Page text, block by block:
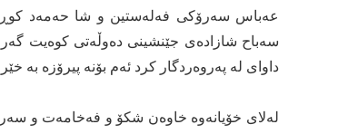
عەباس سەرۆکی فەلەستین و شا حەمەد
سەباح شازادەی جێنشینی دەوڵەتی کوەیت
داوای لە پەروەردگار کرد ئەم بۆنە پیرۆزە بە
لەلای خۆیانەوە خاوەن شکۆ و فەخامەت و